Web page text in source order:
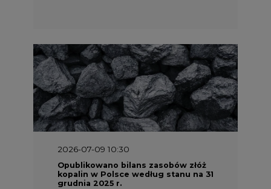
2026-07-09 10:30
Opublikowano bilans zasobów złóż
kopalin w Polsce według stanu na 31
grudnia 2025 r.